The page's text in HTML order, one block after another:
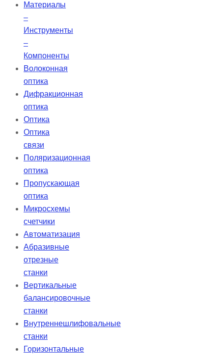
Материалы
–
Инструменты
–
Компоненты
Волоконная
оптика
Дифракционная
оптика
Оптика
Оптика
связи
Поляризационная
оптика
Пропускающая
оптика
Микросхемы
счетчики
Автоматизация
Абразивные
отрезные
станки
Вертикальные
балансировочные
станки
Внутреннешлифовальные
станки
Горизонтальные